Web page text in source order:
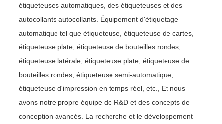
étiqueteuses automatiques, des étiqueteuses et des
autocollants autocollants. Équipement d'étiquetage
automatique tel que étiqueteuse, étiqueteuse de cartes,
étiqueteuse plate, étiqueteuse de bouteilles rondes,
étiqueteuse latérale, étiqueteuse plate, étiqueteuse de
bouteilles rondes, étiqueteuse semi-automatique,
étiqueteuse d'impression en temps réel, etc., Et nous
avons notre propre équipe de R&D et des concepts de
conception avancés. La recherche et le développement